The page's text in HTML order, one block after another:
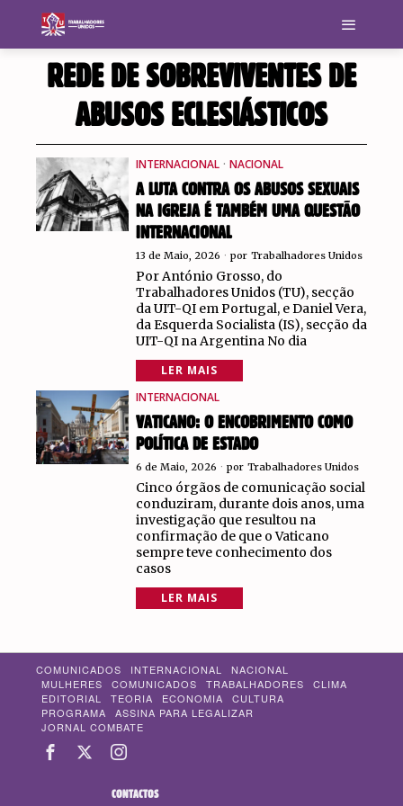
REDE DE SOBREVIVENTES DE
ABUSOS ECLESIÁSTICOS
INTERNACIONAL · NACIONAL
A LUTA CONTRA OS ABUSOS SEXUAIS
NA IGREJA É TAMBÉM UMA QUESTÃO
INTERNACIONAL
13 de Maio, 2026 por Trabalhadores Unidos
Por António Grosso, do
Trabalhadores Unidos (TU), secção
da UIT-QI em Portugal, e Daniel Vera,
da Esquerda Socialista (IS), secção da
UIT-QI na Argentina No dia
LER MAIS
INTERNACIONAL
VATICANO: O ENCOBRIMENTO COMO
POLÍTICA DE ESTADO
6 de Maio, 2026 por Trabalhadores Unidos
Cinco órgãos de comunicação social
conduziram, durante dois anos, uma
investigação que resultou na
confirmação de que o Vaticano
sempre teve conhecimento dos
casos
LER MAIS
COMUNICADOS INTERNACIONAL
NACIONAL
MULHERES
COMUNICADOS TRABALHADORES
CLIMA
EDITORIAL
TEORIA ECONOMIA
CULTURA
PROGRAMA
ASSINA PARA LEGALIZAR
JORNAL COMBATE
CONTACTOS